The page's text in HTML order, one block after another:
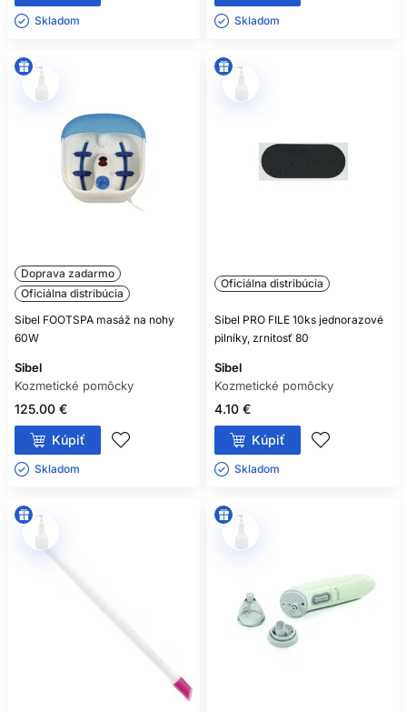
Skladom ㅤ Skladom ㅤ
Doprava zadarmo
Oficiálna distribúcia
Sibel FOOTSPA masáž na nohy
60W
Sibel
Kozmetické pomôcky
125.00 €
Kúpiť
Skladom ㅤ
Oficiálna distribúcia
Sibel PRO FILE 10ks jednorazové
pilníky, zrnitosť 80
Sibel
Kozmetické pomôcky
4.10 €
Kúpiť
Skladom ㅤ